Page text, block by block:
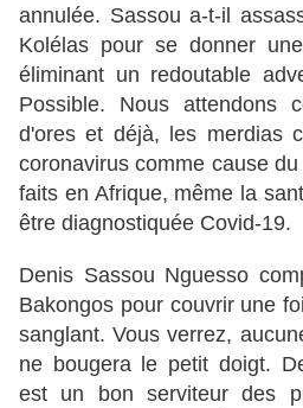
annulée. Sassou a-t-il
Kolélas pour se donner
éliminant un redoutable
Possible. Nous attendons
d'ores et déjà, les merdias
coronavirus comme cause
faits en Afrique, même la
être diagnostiquée Covid-19.
Denis Sassou Nguesso
Bakongos pour couvrir une
sanglant. Vous verrez,
ne bougera le petit doigt.
est un bon serviteur des